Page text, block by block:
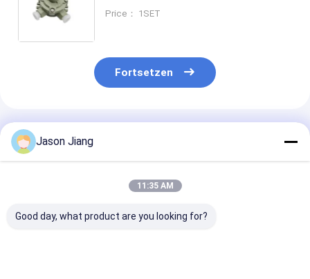
Verbindungskiste
Price： 1SET
Fortsetzen
Empfohlene Produkte
Jason Jiang
11:35 AM
Good day, what product are you looking for?